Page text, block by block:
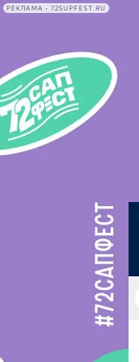
РЕКЛАМА • 72SUPFEST.RU